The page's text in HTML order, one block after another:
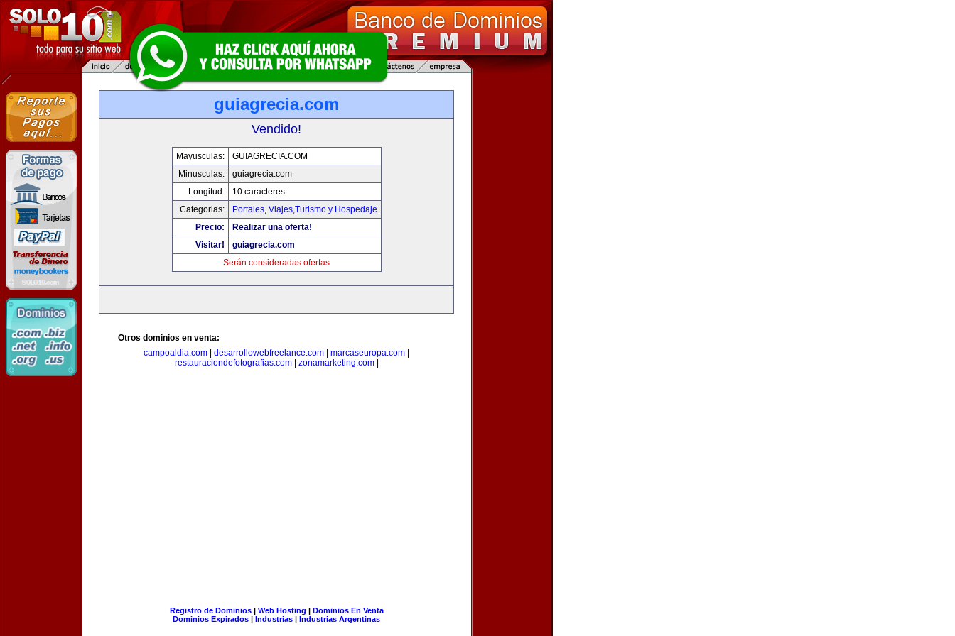
guiagrecia.com
Vendido!
Mayusculas:
GUIAGRECIA.COM
Minusculas:
guiagrecia.com
Longitud:
10 caracteres
Categorias:
Portales, Viajes,Turismo y Hospedaje
Precio:
Realizar una oferta!
Visitar!
guiagrecia.com
Serán consideradas ofertas
Otros dominios en venta:
campoaldia.com
desarrollowebfreelance.com marcaseuropa.com
restauraciondefotografias.com| zonamarketing.com|
Registro de Dominios| Web Hosting | Dominios En Venta
Dominios Expirados | Industrias | Industrias Argentinas